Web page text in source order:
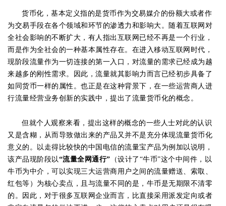
货币化，基本定义指的是货币作为交易媒介的份额大或者作
为交易手段在各个领域和环节的渗透力和影响大。随着互联网对
全社会影响的不断扩大，有人指出互联网已经不再是一个行业，
而是作为全社会的一种基本属性存在。在进入移动互联网时代，
现阶段流量作为一切连接的第一入口，对流量的需求已经成为越
来越多的刚性需求。因此，流量就其影响力而言已经初步具备了
如同货币一样的属性。也正是在这种背景下，在一些运营商人进
行流量经营业务创新的实践中，提出了流量货币化的概念。
但就个人观察来看，提出这样的概念的一些人士对此的认识
又是含糊，从而导致做出来的产品又并不是充分体现流量货币化
意义的。以走得比较快的中国电信的流量宝产品为例加以说明，
该产品现阶段以 “流量全网通行” （设计了“牛币”这个中间件，以
牛币为中介，可以实现三大运营商用户之间的流量赠送、索取、
红包等）为核心卖点，且与流量不同的是，牛币是无期限不清零
的。因此，对于很多互联网企业而言，比直接采用派发定向或者